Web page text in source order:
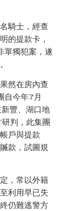
騎士，經查
的提款卡，
單獨犯案，遂
然在房內查
自今年7月
豐、湖口地
判，此集團
戶與提款
款，試圖規
，常以外籍
利用早已失
仍難逃警方